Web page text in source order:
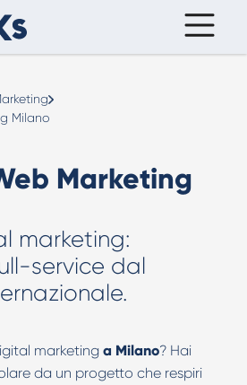
Milano
Marketing
marketing:
service dal
marketing a Milano? Hai
da un progetto che respiri